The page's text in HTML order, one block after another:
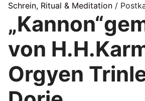
Schrein, Ritual & Meditation /
von
Orgyen